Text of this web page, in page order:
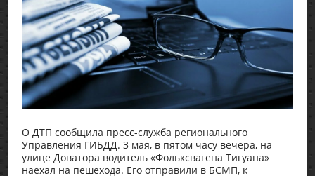
О ДТП сообщила пресс-служба регионального
Управления ГИБДД. 3 мая, в пятом часу вечера, на
улице Доватора водитель «Фольксвагена Тигуана»
наехал на пешехода. Его отправили в БСМП, к